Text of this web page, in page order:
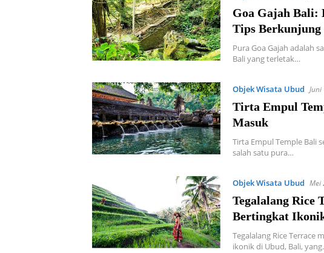
Goa Gajah Bali:
Tips Berkunjung
Pura Goa Gajah adalah
Bali yang terletak…
Objek Wisata Ubud
Tirta Empul
Masuk
Tirta Empul Temple Bali
salah satu pura…
Objek Wisata Ubud Mei
Tegalalang Rice
Bertingkat
Tegalalang Rice Terrace
ikonik di Ubud, Bali,